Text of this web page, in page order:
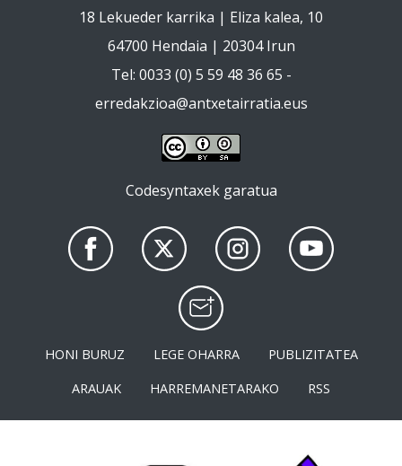
18 Lekueder karrika | Eliza kalea, 10
64700 Hendaia | 20304 Irun
Tel: 0033 (0) 5 59 48 36 65 -
erredakzioa@antxetairratia.eus
Codesyntaxek garatua
HONI BURUZ LEGE OHARRA
PUBLIZITATEA
ARAUAK
HARREMANETARAKO RSS